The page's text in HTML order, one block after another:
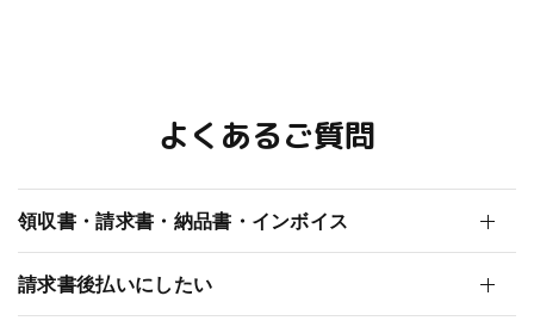
よくあるご質問
領収書・請求書・納品書・インボイス
請求書後払いにしたい